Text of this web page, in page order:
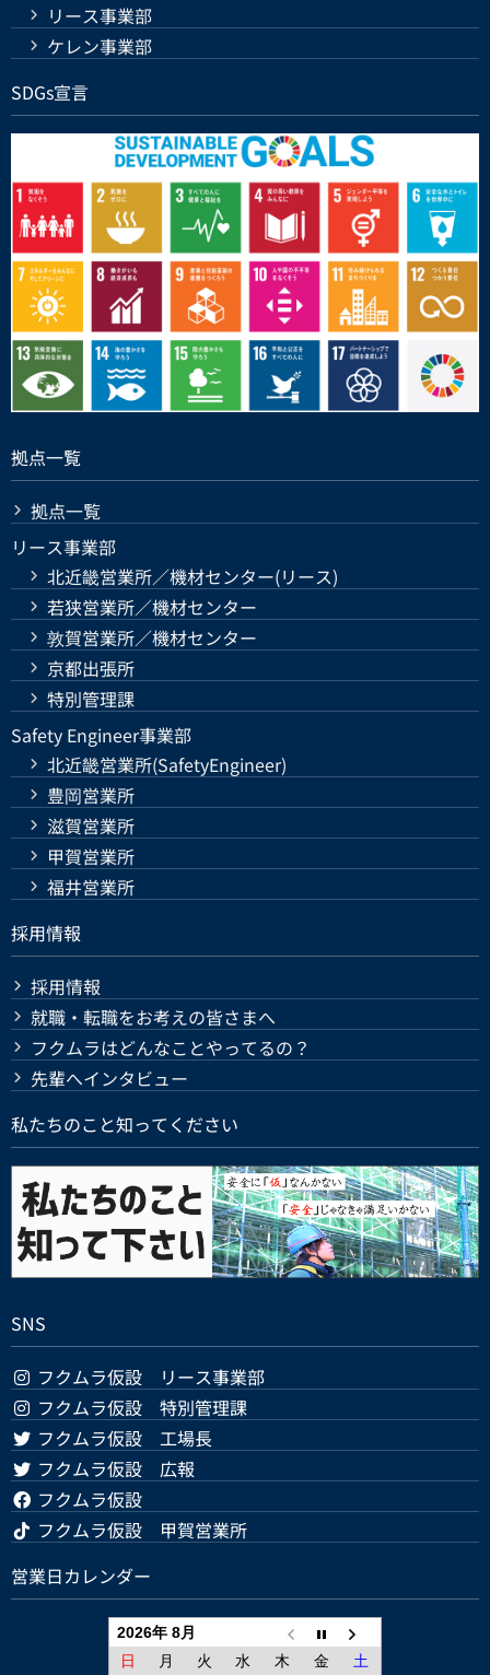
リース事業部
ケレン事業部
SDGs宣言
拠点一覧
拠点一覧
リース事業部
北近畿営業所／機材センター(リース)
若狭営業所／機材センター
敦賀営業所／機材センター
京都出張所
特別管理課
Safety Engineer事業部
北近畿営業所(SafetyEngineer)
豊岡営業所
滋賀営業所
甲賀営業所
福井営業所
採用情報
採用情報
就職・転職をお考えの皆さまへ
フクムラはどんなことやってるの？
先輩へインタビュー
私たちのこと知ってください
SNS
フクムラ仮設 リース事業部
フクムラ仮設 特別管理課
フクムラ仮設 工場長
フクムラ仮設 広報
フクムラ仮設
フクムラ仮設 甲賀営業所
営業日カレンダー
2026年 8月
日
月 火 水 木 金 土